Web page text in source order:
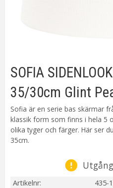
SOFIA
35/30cm Glint
Sofia är en serie bas skärmar
klassik form som finns i hela 5
olika tyger och färger. Här ser
35cm.
Artikelnr
435-